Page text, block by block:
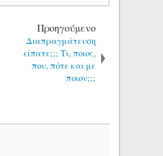
Προηγούμενο
Διαπραγμάτευση
είπατε;;; Τι, ποιος,
που, πότε και με
ποιον;;;